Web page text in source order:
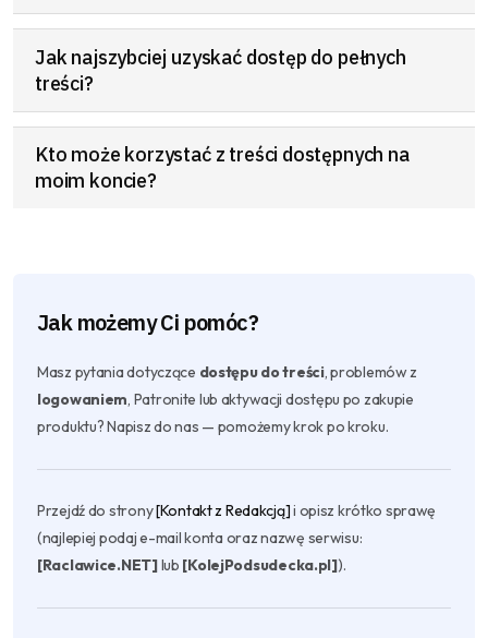
Jak najszybciej uzyskać dostęp do pełnych
treści?
Kto może korzystać z treści dostępnych na
moim koncie?
Jak możemy Ci pomóc?
Masz pytania dotyczące dostępu do treści, problemów z
logowaniem, Patronite lub aktywacji dostępu po zakupie
produktu? Napisz do nas — pomożemy krok po kroku.
Przejdź do strony[Kontakt z Redakcją]i opisz krótko sprawę
(najlepiej podaj e-mail konta oraz nazwę serwisu:
[Raclawice.NET]lub [KolejPodsudecka.pl]).